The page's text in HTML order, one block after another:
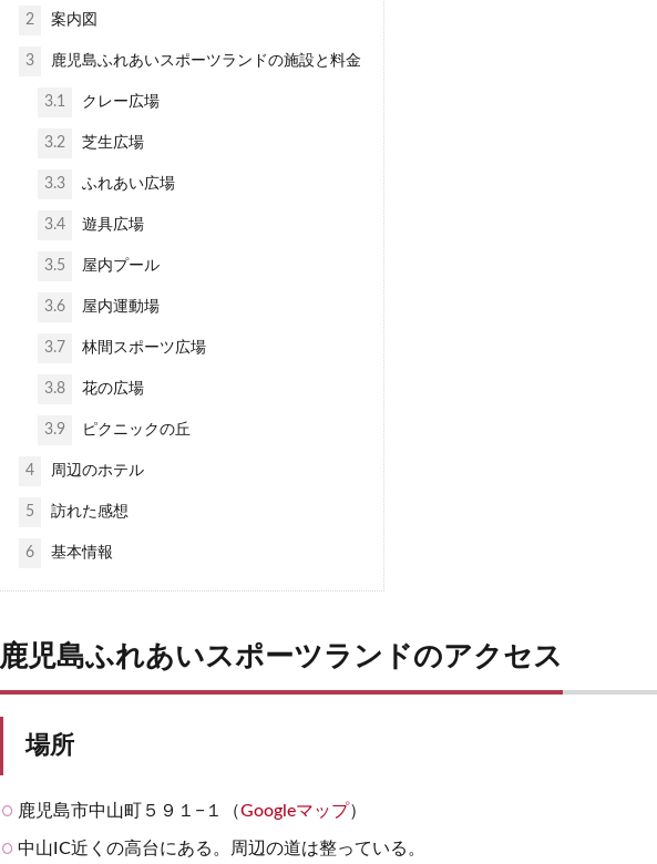
2 案内図
3 鹿児島ふれあいスポーツランドの施設と料金
3.1 クレー広場
3.2 芝生広場
3.3 ふれあい広場
3.4 遊具広場
3.5 屋内プール
3.6 屋内運動場
3.7 林間スポーツ広場
3.8 花の広場
3.9 ピクニックの丘
4 周辺のホテル
5 訪れた感想
6 基本情報
鹿児島ふれあいスポーツランドのアクセス
場所
鹿児島市中山町５９１−１（Googleマップ）
中山IC近くの高台にある。周辺の道は整っている。